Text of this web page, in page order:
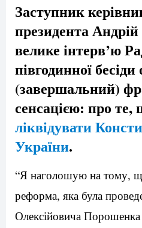
Заступник
президента
велике інтерв’ю
півгодинної
(завершальний)
сенсацією: про те,
ліквідувати
України.
“Я наголошую на тому,
реформа, яка була
Олексійовича